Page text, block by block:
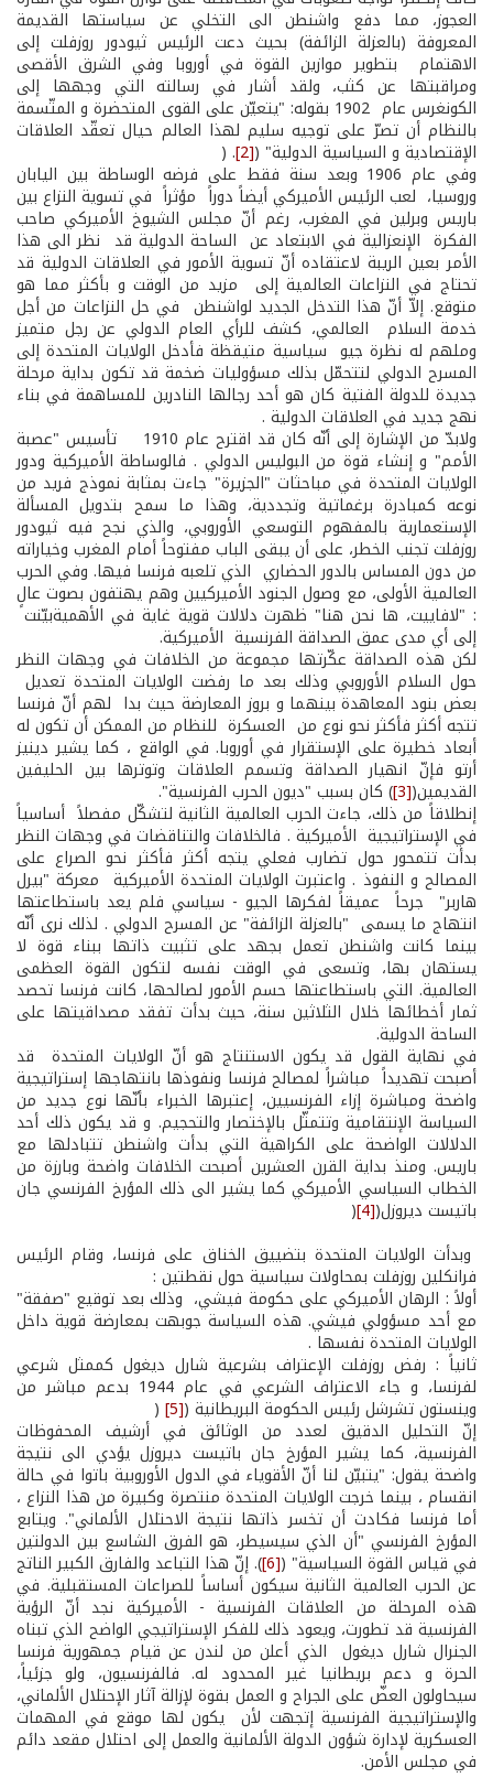
العجوز، مما دفع واشنطن الى التخلي عن سياستها القديمة
المعروفة (بالعزلة الزائفة) بحيث دعت الرئيس ثيودور روزفلت إلى
الاهتمام بتطوير موازين القوة في أوروبا وفي الشرق الأقصى
ومراقبتها عن كثب، ولقد أشار في رسالته التي وجهها إلى
الكونغرس عام 1902 بقوله: "يتعيّن على القوى المتحضرة و المتّسمة
بالنظام أن تصرّ على توجيه سليم لهذا العالم حيال تعقّد العلاقات
الإقتصادية و السياسية الدولية" ([2]
. (
وفي عام 1906 وبعد سنة فقط على فرضه الوساطة بين اليابان
وروسيا، لعب الرئيس الأميركي أيضاً دوراً مؤثراً في تسوية النزاع بين
باريس وبرلين في المغرب، رغم أنّ مجلس الشيوخ الأميركي صاحب
الفكرة الإنعزالية في الابتعاد عن الساحة الدولية قد نظر الى هذا
الأمر بعين الريبة لاعتقاده أنّ تسوية الأمور في العلاقات الدولية قد
تحتاج في النزاعات العالمية إلى مزيد من الوقت و بأكثر مما هو
متوقع. إلاّ أنّ هذا التدخل الجديد لواشنطن في حل النزاعات من أجل
خدمة السلام العالمي، كشف للرأي العام الدولي عن رجل متميز
وملهم له نظرة جيو ­ سياسية متيقظة فأدخل الولايات المتحدة إلى
المسرح الدولي لتتحمّل بذلك مسؤوليات ضخمة قد تكون بداية مرحلة
جديدة للدولة الفتية كان هو أحد رجالها النادرين للمساهمة في بناء
نهج جديد في العلاقات الدولية .
ولابدّ من الإشارة إلى أنّه كان قد اقترح عام 1910 تأسيس "عصبة
الأمم" و إنشاء قوة من البوليس الدولي . فالوساطة الأميركية ودور
الولايات المتحدة في مباحثات "الجزيرة" جاءت بمثابة نموذج فريد من
نوعه كمبادرة برغماتية وتجددية، وهذا ما سمح بتدويل المسألة
الإستعمارية بالمفهوم التوسعي الأوروبي، والذي نجح فيه ثيودور
روزفلت تجنب الخطر، على أن يبقى الباب مفتوحاً أمام المغرب وخياراته
من دون المساس بالدور الحضاري الذي تلعبه فرنسا فيها. وفي الحرب
العالمية الأولى، مع وصول الجنود الأميركيين وهم يهتفون بصوت عالٍ
: "لافاييت، ها نحن هنا" ظهرت دلالات قوية غاية في الأهميةبيّنت
إلى أي مدى عمق الصداقة الفرنسية ­ الأميركية.
لكن هذه الصداقة عكّرتها مجموعة من الخلافات في وجهات النظر
حول السلام الأوروبي وذلك بعد ما رفضت الولايات المتحدة تعديل
بعض بنود المعاهدة بينهما و بروز المعارضة حيث بدا لهم أنّ فرنسا
تتجه أكثر فأكثر نحو نوع من العسكرة للنظام من الممكن أن تكون له
أبعاد خطيرة على الإستقرار في أوروبا. في الواقع ، كما يشير دينيز
أرتو فإنّ انهيار الصداقة وتسمم العلاقات وتوترها بين الحليفين
القديمين([3] ) كان بسبب "ديون الحرب الفرنسية".
إنطلاقاً من ذلك، جاءت الحرب العالمية الثانية لتشكّل مفصلاً أساسياً
في الإستراتيجية الأميركية . فالخلافات والتناقضات في وجهات النظر
بدأت تتمحور حول تضارب فعلي يتجه أكثر فأكثر نحو الصراع على
المصالح و النفوذ . واعتبرت الولايات المتحدة الأميركية معركة "بيرل
هاربر" جرحاً عميقاً لفكرها الجيو - سياسي فلم يعد باستطاعتها
انتهاج ما يسمى "بالعزلة الزائفة" عن المسرح الدولي . لذلك نرى أنّه
بينما كانت واشنطن تعمل بجهد على تثبيت ذاتها ببناء قوة لا
يستهان بها، وتسعى في الوقت نفسه لتكون القوة العظمى
العالمية. التي باستطاعتها حسم الأمور لصالحها، كانت فرنسا تحصد
ثمار أخطائها خلال الثلاثين سنة، حيث بدأت تفقد مصداقيتها على
الساحة الدولية.
في نهاية القول قد يكون الاستنتاج هو أنّ الولايات المتحدة قد
أصبحت تهديداً مباشراً لمصالح فرنسا ونفوذها بانتهاجها إستراتيجية
واضحة ومباشرة إزاء الفرنسيين، إعتبرها الخبراء بأنّها نوع جديد من
السياسة الإنتقامية وتتمثّل بالإختصار والتحجيم. و قد يكون ذلك أحد
الدلالات الواضحة على الكراهية التي بدأت واشنطن تتبادلها مع
باريس. ومنذ بداية القرن العشرين أصبحت الخلافات واضحة وبارزة من
الخطاب السياسي الأميركي كما يشير الى ذلك المؤرخ الفرنسي جان
باتيست ديروزل([4]
(
وبدأت الولايات المتحدة بتضييق الخناق على فرنسا، وقام الرئيس
فرانكلين روزفلت بمحاولات سياسية حول نقطتين :
أولاً : الرهان الأميركي على حكومة فيشي، وذلك بعد توقيع "صفقة"
مع أحد مسؤولي فيشي. هذه السياسة جوبهت بمعارضة قوية داخل
الولايات المتحدة نفسها .
ثانياً : رفض روزفلت الإعتراف بشرعية شارل ديغول كممثل شرعي
لفرنسا، و جاء الاعتراف الشرعي في عام 1944 بدعم مباشر من
وينستون تشرشل رئيس الحكومة البريطانية ([5]
(
إنّ التحليل الدقيق لعدد من الوثائق في أرشيف المحفوظات
الفرنسية، كما يشير المؤرخ جان باتيست ديروزل يؤدي الى نتيجة
واضحة يقول: "يتبيّن لنا أنّ الأقوياء في الدول الأوروبية باتوا في حالة
انقسام ، بينما خرجت الولايات المتحدة منتصرة وكبيرة من هذا النزاع ،
أما فرنسا فكادت أن تخسر ذاتها نتيجة الاحتلال الألماني". ويتابع
المؤرخ الفرنسي "أن الذي سيسيطر، هو الفرق الشاسع بين الدولتين
في قياس القوة السياسية" ([6] ). إنّ هذا التباعد والفارق الكبير الناتج
عن الحرب العالمية الثانية سيكون أساساً للصراعات المستقبلية. في
هذه المرحلة من العلاقات الفرنسية - الأميركية نجد أنّ الرؤية
الفرنسية قد تطورت، ويعود ذلك للفكر الإستراتيجي الواضح الذي تبناه
الجنرال شارل ديغول الذي أعلن من لندن عن قيام جمهورية فرنسا
الحرة و دعم بريطانيا غير المحدود له. فالفرنسيون، ولو جزئياً،
سيحاولون العضّ على الجراح و العمل بقوة لإزالة آثار الإحتلال الألماني،
والإستراتيجية الفرنسية إتجهت لأن يكون لها موقع في المهمات
العسكرية لإدارة شؤون الدولة الألمانية والعمل إلى احتلال مقعد دائم
في مجلس الأمن.